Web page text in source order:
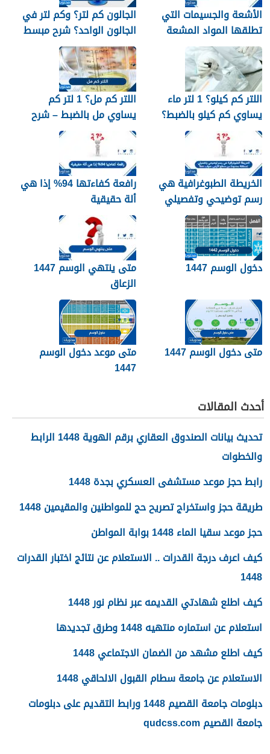
الأشعة والجسيمات التي
تطلقها المواد المشعة
الجالون كم لتر؟ وكم لتر في
الجالون الواحد؟ شرح مبسط
اللتر كم كيلو؟ 1 لتر ماء
يساوي كم كيلو بالضبط؟
اللتر كم مل؟ 1 لتر كم
يساوي مل بالضبط – شرح
مبسّط وواضح
الخريطة الطبوغرافية هي
رسم توضيحي وتفصيلي
لمنطقة محدودة من سطح
الأرض. صواب خطأ
رافعة كفاءتها 94% إذا هي
ألة حقيقية
دخول الوسم 1447
متى ينتهي الوسم 1447
الزعاق
متى دخول الوسم 1447
متى موعد دخول الوسم
1447
أحدث المقالات
تحديث بيانات الصندوق العقاري برقم الهوية 1448 الرابط
والخطوات
رابط حجز موعد مستشفى العسكري بجدة 1448
طريقة حجز واستخراج تصريح حج للمواطنين والمقيمين 1448
حجز موعد سقيا الماء 1448 بوابة المواطن
كيف اعرف درجة القدرات .. الاستعلام عن نتائج اختبار القدرات
1448
كيف اطلع شهادتي القديمه عبر نظام نور 1448
استعلام عن استماره منتهيه 1448 وطرق تجديدها
كيف اطلع مشهد من الضمان الاجتماعي 1448
الاستعلام عن جامعة سطام القبول الالحاقي 1448
دبلومات جامعة القصيم 1448 ورابط التقديم على دبلومات
جامعة القصيم qudcss.com